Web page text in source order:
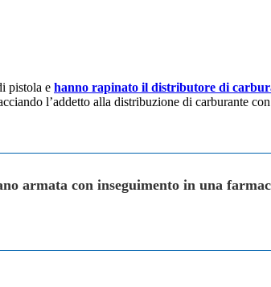
pistola e hanno rapinato il distributore di
l’addetto alla distribuzione di carburante
armata con inseguimento in una